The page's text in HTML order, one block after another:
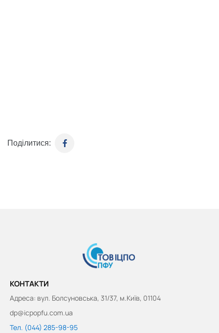
Поділитися:
КОНТАКТИ
Адреса: вул. Болсуновська, 31/37, м.Київ, 01104
dp@icpopfu.com.ua
Тел. (044) 285-98-95